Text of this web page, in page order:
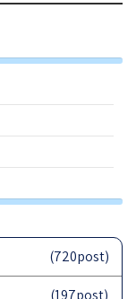
(720post)
(197post)